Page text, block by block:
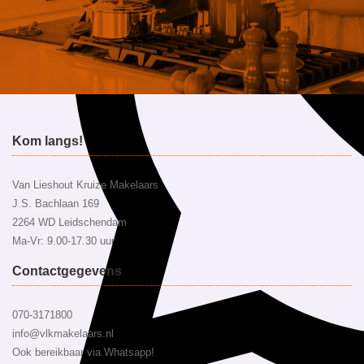
Kom langs!
Van Lieshout Kruize Makelaars
J.S. Bachlaan 169
2264 WD Leidschendam
Ma-Vr: 9.00-17.30 uur
Contactgegevens
070-3171800
info@vlkmakelaars.nl
Ook bereikbaar via Whatsapp!